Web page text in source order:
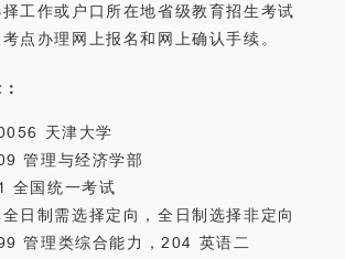
工作或户口所在地省级教育招生考试
点办理网上报名和网上确认手续。
天津大学
管理与经济学部
全国统一考试
日制需选择定向，全日制选择非定向
管理类综合能力，204 英语二